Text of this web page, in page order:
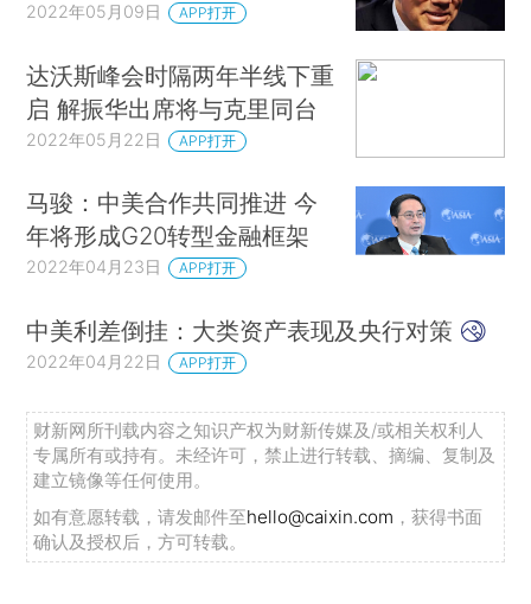
2022年05月09日 APP打开
达沃斯峰会时隔两年半线下重
启 解振华出席将与克里同台
2022年05月22日 APP打开
马骏：中美合作共同推进 今
年将形成G20转型金融框架
2022年04月23日 APP打开
中美利差倒挂：大类资产表现及央行对策
2022年04月22日 APP打开
财新网所刊载内容之知识产权为财新传媒及/或相关权利人
专属所有或持有。未经许可，禁止进行转载、摘编、复制及
建立镜像等任何使用。
如有意愿转载，请发邮件至hello@caixin.com ，获得书面
确认及授权后，方可转载。